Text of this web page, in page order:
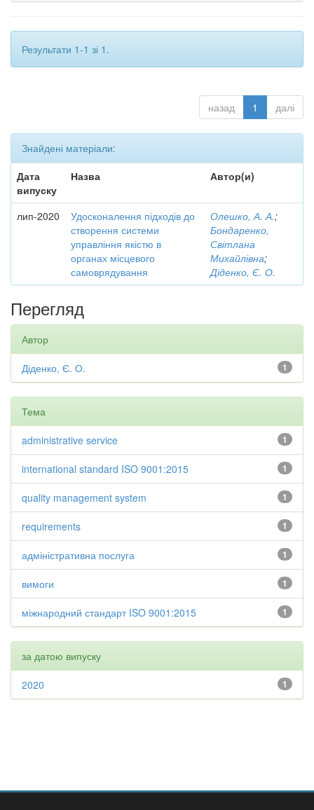
Результати 1-1 зі 1.
назад 1 далі
Знайдені матеріали:
Дата
випуску
Назва Автор(и)
лип-2020
Удосконалення підходів до
створення системи
управління якістю в
органах місцевого
самоврядування
Олешко, А. А.;
Бондаренко,
Світлана
Михайлівна;
Діденко, Є. О.
Перегляд
Автор
1
Діденко, Є. О.
Тема
1
administrative service
1
international standard ISO 9001:2015
1
quality management system
1
requirements
1
адміністративна послуга
1
вимоги
1
міжнародний стандарт ISO 9001:2015
за датою випуску
1
2020